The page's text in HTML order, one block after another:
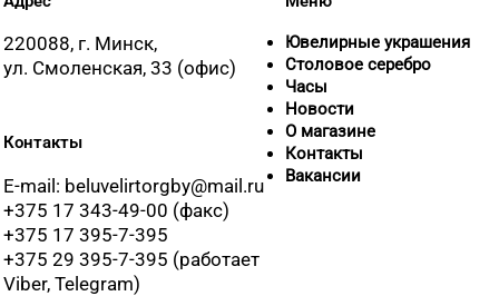
220088, г. Минск,
ул. Смоленская, 33 (офис)
Контакты
E-mail: beluvelirtorgby@mail.ru
+375 17 343-49-00 (факс)
+375 17 395-7-395
+375 29 395-7-395 (работает
Viber, Telegram)
Ювелирные украшения
Столовое серебро
Часы
Новости
О магазине
Контакты
Вакансии